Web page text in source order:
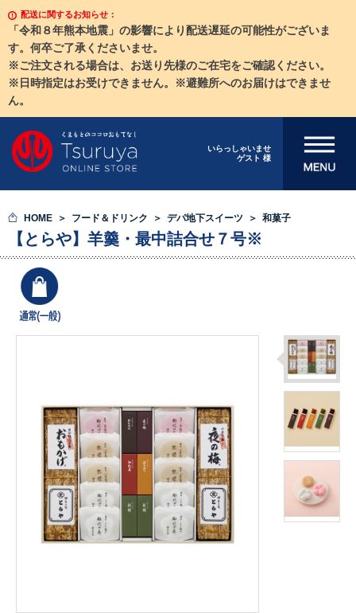
配送に関するお知らせ：
「令和８年熊本地震」の影響により配送遅延の可能性がございま
す。何卒ご了承くださいませ。
※ご注文される場合は、お送り先様のご在宅をご確認ください。
※日時指定はお受けできません。※避難所へのお届けはできませ
ん。
いらっしゃいませ
ゲスト 様
メニューを開
HOME フード＆ドリンク デパ地下スイーツ 和菓子
【とらや】羊羹・最中詰合せ７号※